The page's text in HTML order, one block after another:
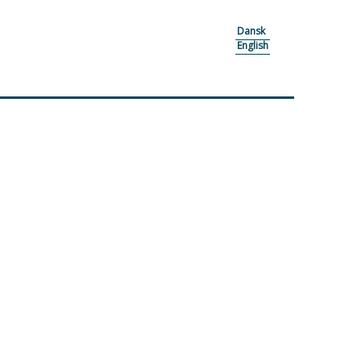
Dansk
English